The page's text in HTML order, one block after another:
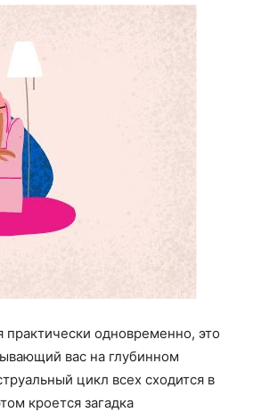
одновременно, это
вас на глубинном
цикл всех сходится в
кроется загадка